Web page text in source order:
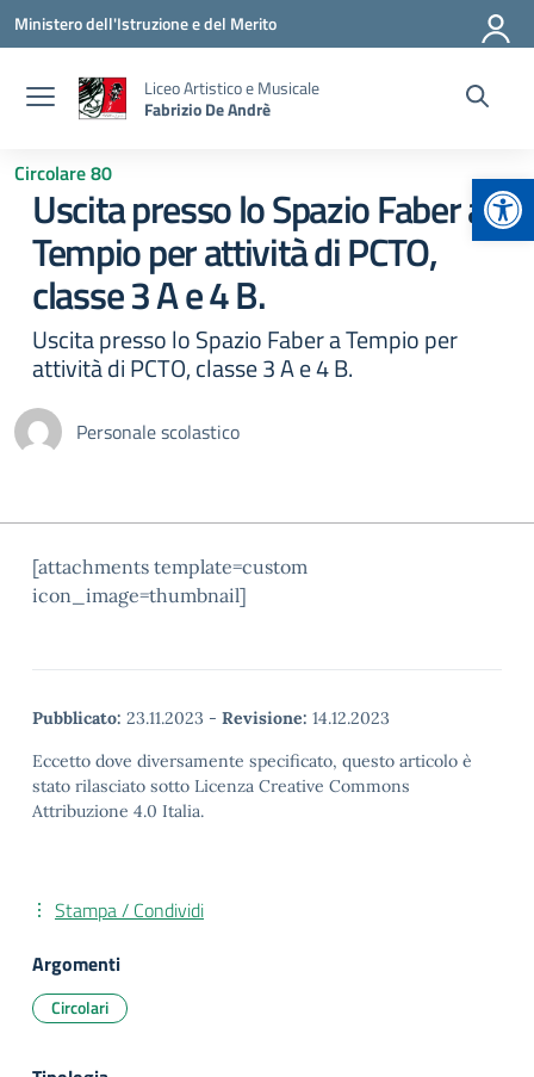
Vai ai contenuti
Vai al menu di navigazione
Vai al footer
Ministero dell'Istruzione e del Merito
Liceo Artistico e Musicale
Fabrizio De Andrè
Circolare 80
Uscita presso lo Spazio Faber a
Tempio per attività di PCTO,
classe 3 A e 4 B.
Uscita presso lo Spazio Faber a Tempio per
attività di PCTO, classe 3 A e 4 B.
Personale scolastico
[attachments template=custom
icon_image=thumbnail]
Pubblicato: 23.11.2023 - Revisione: 14.12.2023
Eccetto dove diversamente specificato, questo articolo è
stato rilasciato sotto Licenza Creative Commons
Attribuzione 4.0 Italia.
Stampa / Condividi
Argomenti
Circolari